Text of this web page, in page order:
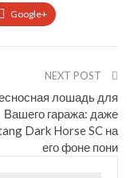
Google+
NEXT POST
лошадь для
Вашего гаража: даже
Dark Horse SC на
его фоне пони